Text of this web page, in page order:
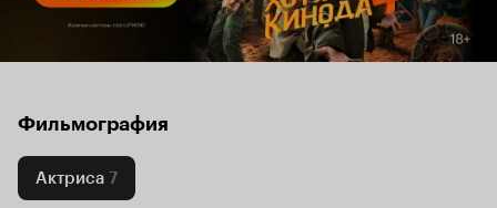
Фильмография
Актриса 7